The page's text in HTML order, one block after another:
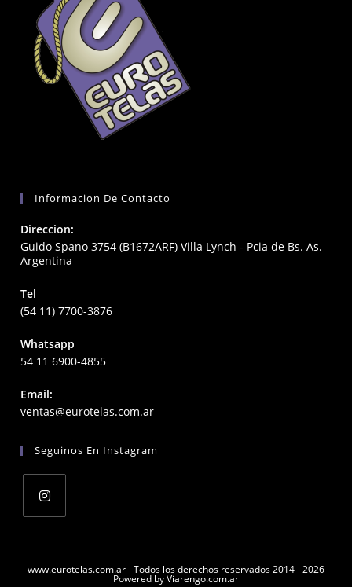
Informacion De Contacto
Direccion:
Guido Spano 3754 (B1672ARF) Villa Lynch - Pcia de Bs. As.
Argentina
Tel
(54 11) 7700-3876
Whatsapp
54 11 6900-4855
Email:
ventas@eurotelas.com.arOpens
application
Seguinos En Instagram
awww.eurotelas.com.ar - Todos los derechos reservados 2014 - 2026
Powered by Viarengo.com.ar